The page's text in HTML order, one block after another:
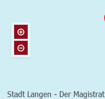
Stadt Langen - Der Magistrat